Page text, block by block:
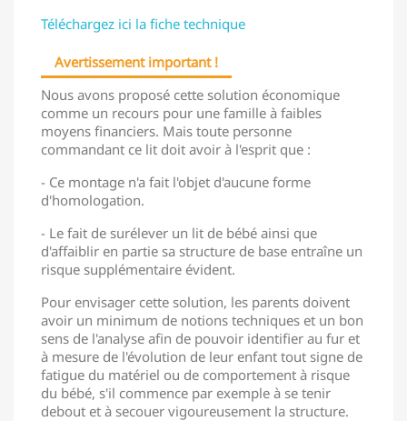
Téléchargez ici la fiche technique
Avertissement important !
Nous avons proposé cette solution économique
comme un recours pour une famille à faibles
moyens financiers. Mais toute personne
commandant ce lit doit avoir à l'esprit que :
- Ce montage n'a fait l'objet d'aucune forme
d'homologation.
- Le fait de surélever un lit de bébé ainsi que
d'affaiblir en partie sa structure de base entraîne un
risque supplémentaire évident.
Pour envisager cette solution, les parents doivent
avoir un minimum de notions techniques et un bon
sens de l'analyse afin de pouvoir identifier au fur et
à mesure de l'évolution de leur enfant tout signe de
fatigue du matériel ou de comportement à risque
du bébé, s'il commence par exemple à se tenir
debout et à secouer vigoureusement la structure.